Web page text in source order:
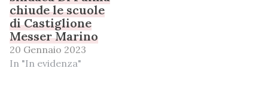
chiude le scuole
di Castiglione
Messer Marino
20 Gennaio 2023
In "In evidenza"